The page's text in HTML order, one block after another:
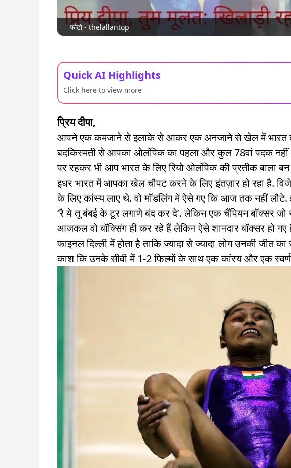
फोटो - thelallantop
Quick AI Highlights
Click here to view more
प्रिय दीपा,
आपने एक कमजाने से इलाके से आकर एक अनजाने से खेल में भारत को
बदकिस्मती से आपका ओलंपिक का पहला और कुल 78वां पदक नहीं
पर रहकर भी आप भारत के लिए रियो ओलंपिक की प्रतीक बाला
इधर भारत में आपका खेल चौपट करने के लिए इंतज़ार हो रहा है.
के लिए कांस्य लाए थे. वो मॉडलिंग में ऐसे गए कि आज तक नहीं
‘रै ये तू बंबई के टूर लगाणे बंद कर दे’. लेकिन एक चैंपियन बॉक्सर जो
आजकल वो बॉक्सिंग ही कर रहे हैं लेकिन ऐसे शानदार बॉक्सर हो
फाइनल दिल्ली में होता है ताकि ज्यादा से ज्यादा लोग उनकी जीत
काश कि उनके सीवी में 1-2 फिल्मों के साथ एक कांस्य और एक स्वर्ण